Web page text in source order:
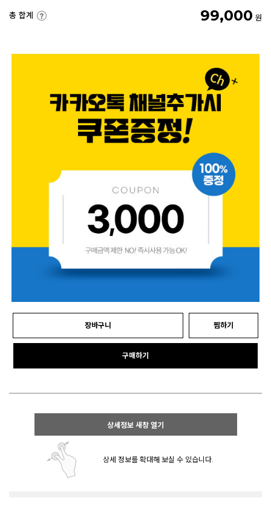
총 합계 99,000 원
장바구니 찜하기
구매하기
상세정보 새창 열기
상세 정보를 확대해 보실 수 있습니다.